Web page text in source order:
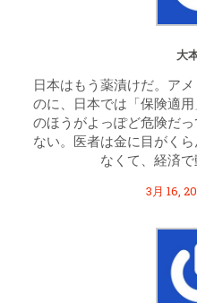
大
日本はもう薬漬けだ。ア
のに、日本では「保険適
のほうがよっぽど危険だ
ない。医者は金に目がく
なくて、経済で
3月 16,